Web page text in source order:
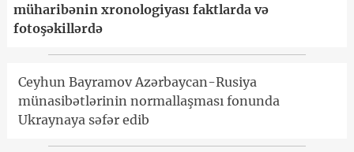
müharibənin xronologiyası faktlarda və
fotoşəkillərdə
Ceyhun Bayramov Azərbaycan-Rusiya
münasibətlərinin normallaşması fonunda
Ukraynaya səfər edib